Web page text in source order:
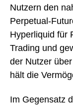
Nutzern den
Perpetual-
Hyperliquid für
Trading und
der Nutzer
hält die
Im Gegensatz